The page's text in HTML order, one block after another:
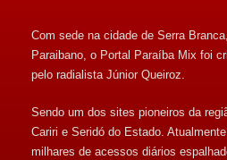
Com sede na cidade de Serra
Paraibano, o Portal Paraíba Mix foi
pelo radialista Júnior Queiroz.
Sendo um dos sites pioneiros da
Cariri e Seridó do Estado.
milhares de acessos diários